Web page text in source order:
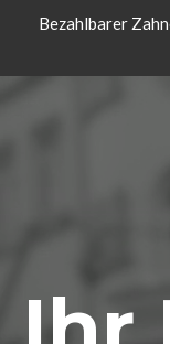
ZumBezahlbarer